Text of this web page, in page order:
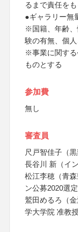
るまで責任を
●ギャラリー無
※国籍、年齢、
験の有無、個
※事業に関する
ものとする
参加費
無し
審査員
尺戸智佳子（
長谷川 新（イ
松江李穂（青
ン公募2020選
鷲田めるろ（
学大学院 准教授